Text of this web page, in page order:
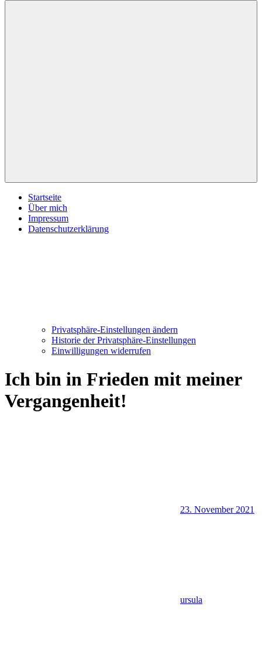
Startseite
Über mich
Impressum
Datenschutzerklärung
Privatsphäre-Einstellungen ändern
Historie der Privatsphäre-Einstellungen
Einwilligungen widerrufen
Ich bin in Frieden mit meiner
Vergangenheit!
23. November 2021
ursula